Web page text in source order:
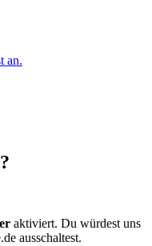
an.
aktiviert. Du würdest uns
ausschaltest.